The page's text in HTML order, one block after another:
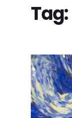
Tag: